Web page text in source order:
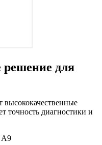
решение для
высококачественные
точность диагностики и